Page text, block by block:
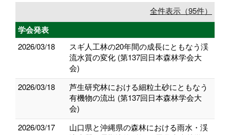
全件表示（95件）
学会発表
2026/03/18
スギ人工林の20年間の成長にともなう渓
流水質の変化 (第137回日本森林学会大
会)
2026/03/18
芦生研究林における細粒土砂にともなう
有機物の流出 (第137回日本森林学会大
会)
2026/03/17
山口県と沖縄県の森林における雨水・渓